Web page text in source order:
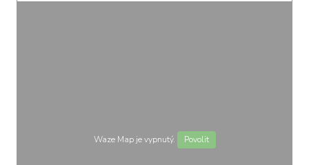
Waze Map je vypnutý. Povolit